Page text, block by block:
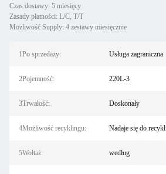
Czas dostawy: 5 miesięcy
Zasady płatności: L/C, T/T
Możliwość Supply: 4 zestawy miesięcznie
1Po sprzedaży: Usługa zagraniczna
2Pojemność: 220L-3
3Trwałość: Doskonały
4Możliwość recyklingu: Nadaje się do
5Woltaż: według